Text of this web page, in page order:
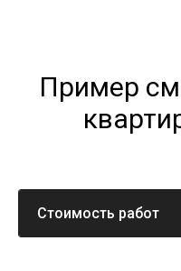
Пример